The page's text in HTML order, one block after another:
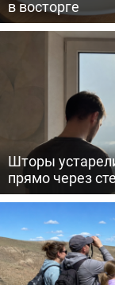
в восторге
Шторы
прямо через